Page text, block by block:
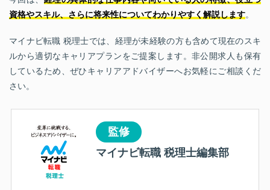
資格やスキル、さらに将来性についてわかりやすく解説します。
マイナビ転職 税理士では、経理が未経験の方も含めて現在のスキ
ルから適切なキャリアプランをご提案します。非公開求人も保有
しているため、ぜひキャリアアドバイザーへお気軽にご相談くだ
さい。
監修
マイナビ転職 税理士編集部